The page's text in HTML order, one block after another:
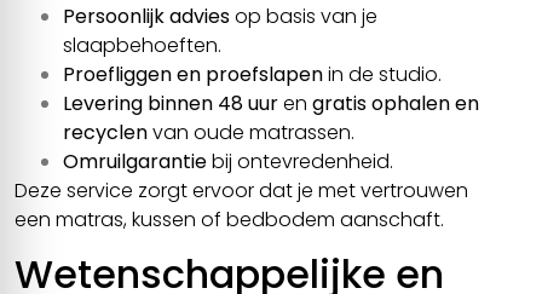
Persoonlijk adviesop basis van je
slaapbehoeften.
Proefliggen en proefslapenin de studio.
Levering binnen 48 uuren gratis ophalen en
recyclenvan oude matrassen.
Omruilgarantiebij ontevredenheid.
Deze service zorgt ervoor dat je met vertrouwen
een matras, kussen of bedbodem aanschaft.
Wetenschappelijke en